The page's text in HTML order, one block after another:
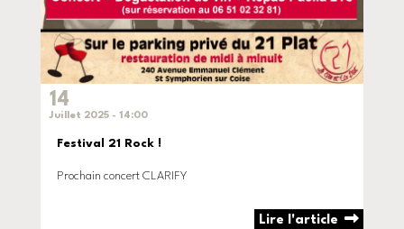
14
Juillet 2025 - 14:00
Festival 21 Rock !
Prochain concert CLARIFY
Lire l'article